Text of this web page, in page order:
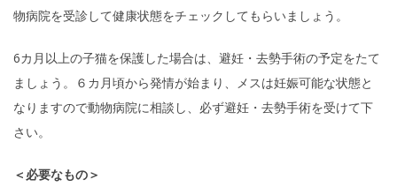
物病院を受診して健康状態をチェックしてもらいましょう。
6カ月以上の子猫を保護した場合は、避妊・去勢手術の予定をたて
ましょう。６カ月頃から発情が始まり、メスは妊娠可能な状態と
なりますので動物病院に相談し、必ず避妊・去勢手術を受けて下
さい。
＜必要なもの＞